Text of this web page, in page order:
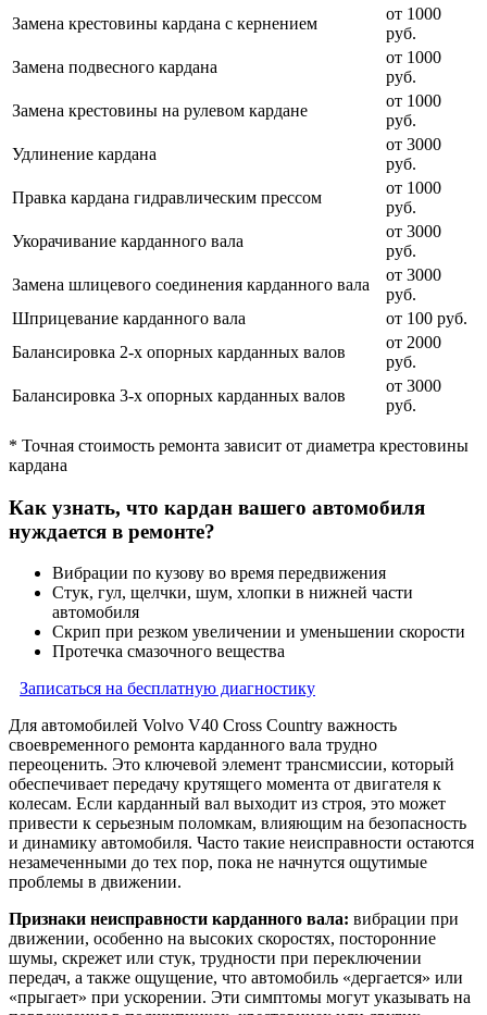
Замена крестовины кардана с кернением
от 1000
руб.
Замена подвесного кардана
от 1000
руб.
Замена крестовины на рулевом кардане
от 1000
руб.
Удлинение кардана
от 3000
руб.
Правка кардана гидравлическим прессом
от 1000
руб.
Укорачивание карданного вала
от 3000
руб.
Замена шлицевого соединения карданного вала
от 3000
руб.
Шприцевание карданного вала
от 100 руб.
Балансировка 2-х опорных карданных валов
от 2000
руб.
Балансировка 3-х опорных карданных валов
от 3000
руб.
* Точная стоимость ремонта зависит от диаметра крестовины
кардана
Как узнать, что кардан вашего автомобиля
нуждается в ремонте?
Вибрации по кузову во время передвижения
Стук, гул, щелчки, шум, хлопки в нижней части
автомобиля
Скрип при резком увеличении и уменьшении скорости
Протечка смазочного вещества
Записаться на бесплатную диагностику
Для автомобилей Volvo V40 Cross Country важность
своевременного ремонта карданного вала трудно
переоценить. Это ключевой элемент трансмиссии, который
обеспечивает передачу крутящего момента от двигателя к
колесам. Если карданный вал выходит из строя, это может
привести к серьезным поломкам, влияющим на безопасность
и динамику автомобиля. Часто такие неисправности остаются
незамеченными до тех пор, пока не начнутся ощутимые
проблемы в движении.
Признаки неисправности карданного вала: вибрации при
движении, особенно на высоких скоростях, посторонние
шумы, скрежет или стук, трудности при переключении
передач, а также ощущение, что автомобиль «дергается» или
«прыгает» при ускорении. Эти симптомы могут указывать на